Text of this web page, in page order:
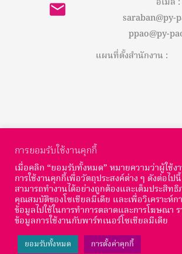
saraban@py-
ppao@py-
แผนที่ตั้งสำนักงาน :
© Copyright องค์การบริหารส่วนจังหวัด
จำนวนผู้เข้าชม :
Total Views:
การยอมรับใช้งานคุกกี้
เมื่อคลิก “ยอมรับทั้งหมด” หมายความว่าผู้ใช้ง
การใช้งานคุกกี้เพื่อวัตถุประสงค์ต่าง ๆ ดังต่อไป
สามารถทำงานได้อย่างถูกต้องและเต็มประสิทธิ
คุณสมบัติของโซเชียลมีเดีย และเพื่อวิเคราะห์ก
ข้อมูลไปใช้ในการทำการตลาดและการโฆษณา
ข้อมูลการใช้งานกับพาร์ทเนอร์โซเชียลมีเดีย
ยอมรับทั้งหมด การตั้งค่าคุกกี้